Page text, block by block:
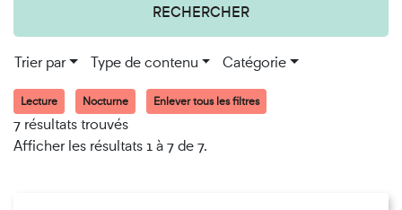
RECHERCHER
Trier par Type de contenu Catégorie
Lecture Nocturne Enlever tous les filtres
7 résultats trouvés
Afficher les résultats 1 à 7 de 7.